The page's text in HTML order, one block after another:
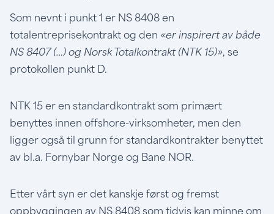
Som nevnt i punkt 1 er NS 8408 en
totalentreprisekontrakt og den «er inspirert av både
NS 8407 (…) og Norsk Totalkontrakt (NTK 15)», se
protokollen punkt D.
NTK 15 er en standardkontrakt som primært
benyttes innen offshore-virksomheter, men den
ligger også til grunn for standardkontrakter benyttet
av bl.a. Fornybar Norge og Bane NOR.
Etter vårt syn er det kanskje først og fremst